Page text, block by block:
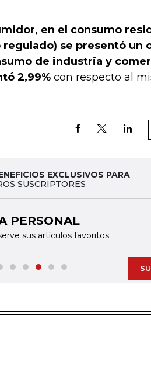
en el consumo
se presentó un
de industria y
2,99% con respecto al
EXCLUSIVOS PARA
SUSCRIPTORES
PERSONAL
sus artículos favoritos